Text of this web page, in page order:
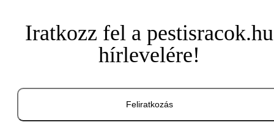
Iratkozz fel a pestisracok.hu
hírlevelére!
Feliratkozás